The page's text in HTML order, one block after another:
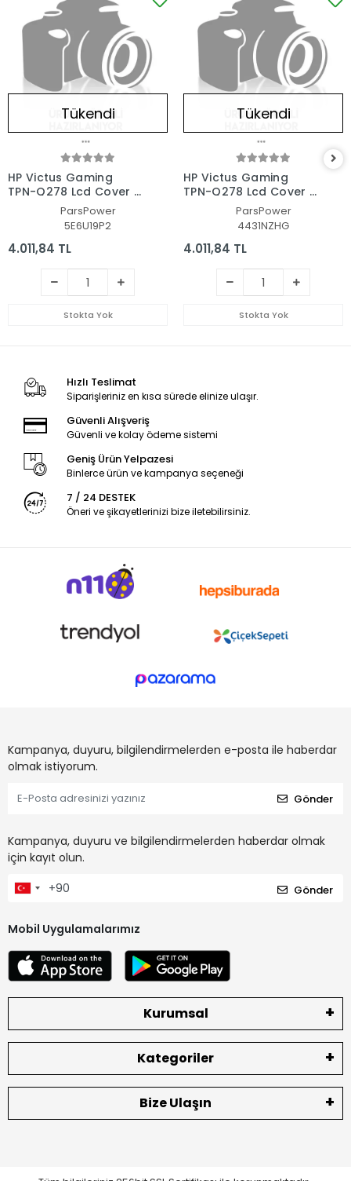
Tükendi
HP Victus Gaming
TPN-Q278 Lcd Cover -
Bezel Ekran Kasası-
Çerçeve Set
ParsPower
5E6U19P2
4.011,84 TL
Stokta Yok
Tükendi
HP Victus Gaming
TPN-Q278 Lcd Cover -
Bezel Ekran Kasası-
Çerçeve Set
ParsPower
4431NZHG
4.011,84 TL
Stokta Yok
Hızlı Teslimat
Siparişleriniz en kısa sürede elinize ulaşır.
Güvenli Alışveriş
Güvenli ve kolay ödeme sistemi
Geniş Ürün Yelpazesi
Binlerce ürün ve kampanya seçeneği
7 / 24 DESTEK
Öneri ve şikayetlerinizi bize iletebilirsiniz.
Kampanya, duyuru, bilgilendirmelerden e-posta ile haberdar
olmak istiyorum.
Gönder
Kampanya, duyuru ve bilgilendirmelerden haberdar olmak
için kayıt olun.
Gönder
Mobil Uygulamalarımız
Kurumsal
Kategoriler
Bize Ulaşın